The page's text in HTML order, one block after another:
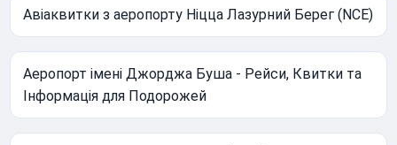
Авіаквитки з аеропорту Ніцца Лазурний Берег (NCE)
Аеропорт імені Джорджа Буша - Рейси, Квитки та
Інформація для Подорожей